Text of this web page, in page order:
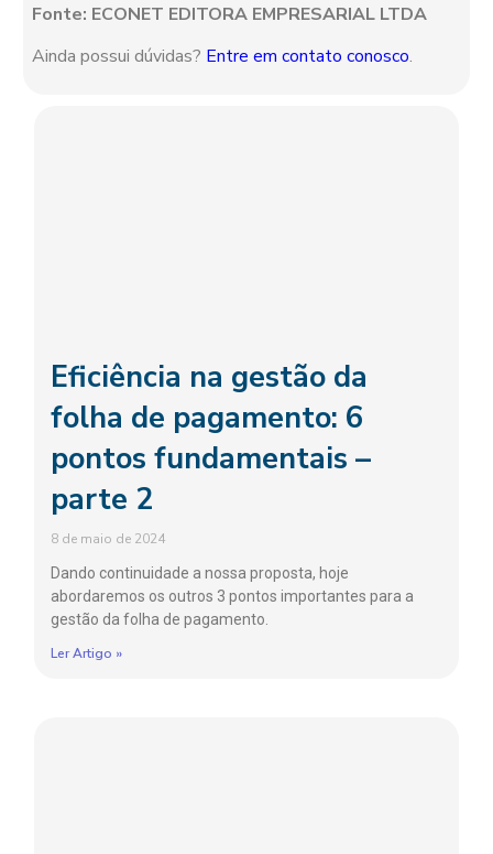
Fonte: ECONET EDITORA EMPRESARIAL LTDA
Ainda possui dúvidas? Entre em contato conosco.
Eficiência na gestão da
folha de pagamento: 6
pontos fundamentais –
parte 2
8 de maio de 2024
Dando continuidade a nossa proposta, hoje
abordaremos os outros 3 pontos importantes para a
gestão da folha de pagamento.
Ler Artigo »